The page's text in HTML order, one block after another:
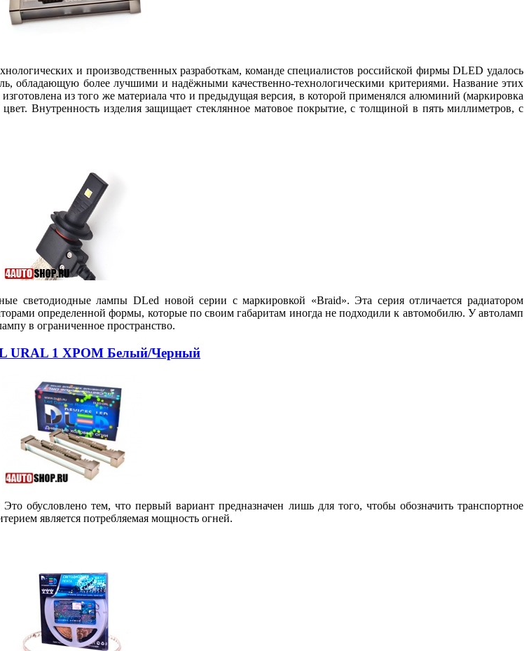
и производственных разработкам, команде специалистов российской фирмы DLED удалось
обладающую более лучшими и надёжными качественно-технологическими критериями. Название этих
из того же материала что и предыдущая версия, в которой применялся алюминий (маркировка
Внутренность изделия защищает стеклянное матовое покрытие, с толщиной в пять миллиметров, с
светодиодные лампы DLed новой серии с маркировкой «Braid». Эта серия отличается радиатором
определенной формы, которые по своим габаритам иногда не подходили к автомобилю. У автоламп
в ограниченное пространство.
URAL 1 ХРОМ Белый/Черный
обусловлено тем, что первый вариант предназначен лишь для того, чтобы обозначить транспортное
является потребляемая мощность огней.